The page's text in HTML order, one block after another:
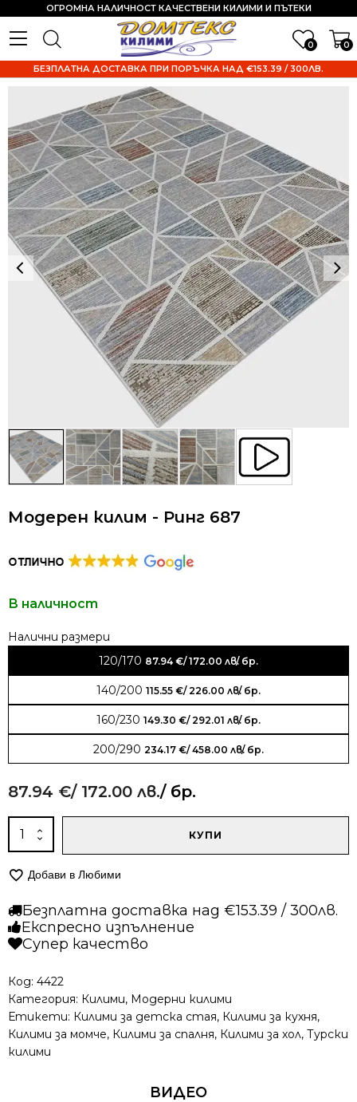
0 0
ОГРОМНА НАЛИЧНОСТ КАЧЕСТВЕНИ КИЛИМИ И ПЪТЕКИ
БЕЗПЛАТНА ДОСТАВКА ПРИ ПОРЪЧКА НАД €153.39 / 300ЛВ.
Модерен килим - Ринг 687
В наличност
120/170 87.94 €/ 172.00 лв./ бр.
140/200 115.55 €/ 226.00 лв./ бр.
160/230 149.30 €/ 292.01 лв./ бр.
200/290 234.17 €/ 458.00 лв./ бр.
87.94 €/ 172.00 лв./ бр.
количество
килим
Ринг
687
КУПИ
Alternative:
Добави в Любими
Безплатна доставка над €153.39 / 300лв.
Експресно изпълнение
Супер качество
Код: 4422
Категория: Килими, Модерни килими
Етикети: Килими за детска стая, Килими за кухня,
Килими за момче, Килими за спалня, Килими за хол, Турски
килими
ВИДЕО